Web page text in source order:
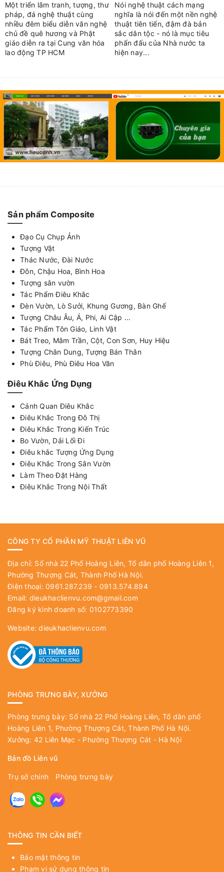
Một triển lãm tranh, tượng, thư
pháp, đá nghệ thuật cùng
nhiều đêm biểu diễn văn nghệ
chủ đề quê hương và Phật
giáo diễn ra tại Cung văn hóa
lao động TP HCM
Nói nghệ thuật cách mạng
nghĩa là nói đến một nền nghệ
thuật tiên tiến, đậm đà bản
sắc dân tộc - nó là mục tiêu
phấn đấu của Nhà nước ta
hiện nay...
Sản phẩm Composite
Đạo Cụ Chụp Ảnh
Tượng Vật
Thác Nước, Đài Nước
Đôn, Chậu Hoa, Bình Hoa
Tượng sân vườn
Tác Phẩm Điêu Khắc
Đèn Vườn, Lò Sưởi, Khung Gương, Bàn Ghế
Tượng Châu Âu, Á, Phi, Ai Cập ...
Tác Phẩm Tôn Giáo, Linh Vật
Bát Treo, Mâm Trần, Cột, Con Sơn, Huy Hiệu
Tượng Chân Dung, Tượng Bán Thân
Phù Điêu, Phù Điêu Hoa Văn
Điêu Khắc Ứng Dụng
Cảnh Quan Điêu Khắc
Điêu Khắc Trong Đô Thị
Điêu Khắc Trong Kiến Trúc
Bo Vườn, Dải Lối Đi
Điêu khắc Tượng Ứng Dụng
Điêu Khắc Trong Sân Vườn
Làm Theo Đặt Hàng
Điêu Khắc Trong Nội Thất
CÔNG TY CỔ PHẦN MỸ THUẬT LIÊN VŨ
Địa chỉ: Số nhà 22 Phố Hoàng Liên, Tổ dân phố Hoàng Liên 1,
Phường Thượng Cát, Thành Phố Hà Nội.
Điện thoại: 0961.287.239 - 0913.574.894
Email: dieukhaclienvu.com@gmail.com
Đăng ký kinh doanh số: 0102773390
Website:dieukhaclienvu.com
PHÒNG TRƯNG BÀY, XƯỞNG
Phòng trưng bày: Số nhà 22 Phố Hoàng Liên, Tổ dân phố
Hoàng Liên 1, Phường Thượng Cát, Thành Phố Hà Nội.
Xưởng: 42 Liên Mạc - Phường Thượng Cát - Hà Nội
Bản đồ Liên vũ
Trụ sở chính Phòng trưng bày
THÔNG TIN CẦN BIẾT
Bảo mật thông tin
Phạm vi sử dụng thông tin